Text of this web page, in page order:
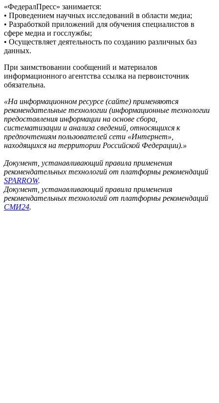
«ФедералПресс» занимается:
• Проведением научных исследований в области медиа;
• Разработкой приложений для обучения специалистов в
сфере медиа и госслужбы;
• Осуществляет деятельность по созданию различных баз
данных.
При заимствовании сообщений и материалов
информационного агентства ссылка на первоисточник
обязательна.
«На информационном ресурсе (сайте) применяются
рекомендательные технологии (информационные технологии
предоставления информации на основе сбора,
систематизации и анализа сведений, относящихся к
предпочтениям пользователей сети «Интернет»,
находящихся на территории Российской Федерации).»
Документ, устанавливающий правила применения
рекомендательных технологий от платформы рекомендаций
SPARROW.
Документ, устанавливающий правила применения
рекомендательных технологий от платформы рекомендаций
СМИ24.